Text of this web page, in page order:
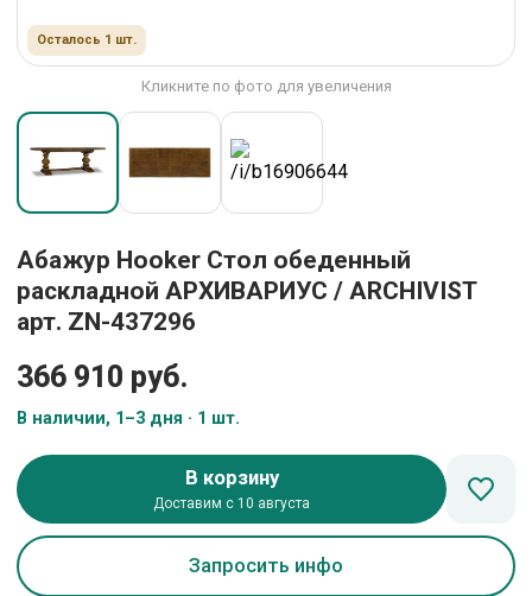
Осталось 1 шт.
Кликните по фото для увеличения
Абажур Hooker Стол обеденный
раскладной АРХИВАРИУС / ARCHIVIST
арт. ZN-437296
366 910 руб.
В наличии, 1–3 дня · 1 шт.
В корзину
Доставим с 10 августа
Запросить инфо